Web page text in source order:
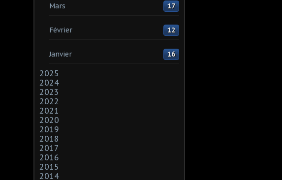
Mars 17
Février 12
Janvier 16
2025
2024
2023
2022
2021
2020
2019
2018
2017
2016
2015
2014